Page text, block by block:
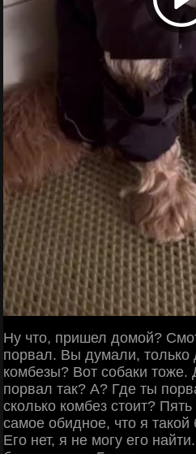
Ну что, пришел домой?
порвал. Вы думали, только
комбезы? Вот собаки тоже.
порвал так? А? Где ты
сколько комбез стоит?
самое обидное, что я такой
Его нет, я не могу его